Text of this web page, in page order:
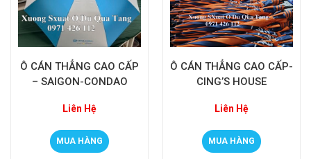
Ô CÁN THẲNG CAO CẤP
– SAIGON-CONDAO
Liên Hệ
MUA HÀNG
Ô CÁN THẲNG CAO CẤP-
CING’S HOUSE
Liên Hệ
MUA HÀNG